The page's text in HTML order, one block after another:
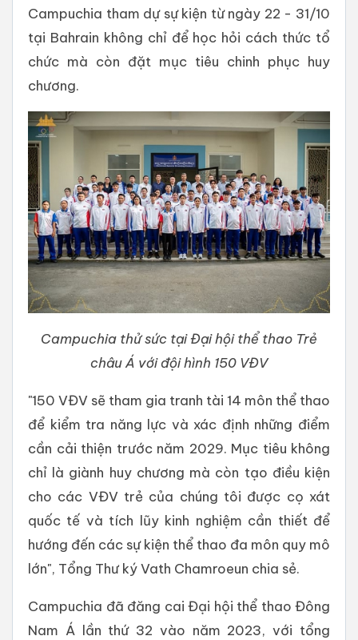
Campuchia tham dự sự kiện từ ngày 22 - 31/10
tại Bahrain không chỉ để học hỏi cách thức tổ
chức mà còn đặt mục tiêu chinh phục huy
chương.
Campuchia thử sức tại Đại hội thể thao Trẻ
châu Á với đội hình 150 VĐV
"150 VĐV sẽ tham gia tranh tài 14 môn thể thao
để kiểm tra năng lực và xác định những điểm
cần cải thiện trước năm 2029. Mục tiêu không
chỉ là giành huy chương mà còn tạo điều kiện
cho các VĐV trẻ của chúng tôi được cọ xát
quốc tế và tích lũy kinh nghiệm cần thiết để
hướng đến các sự kiện thể thao đa môn quy mô
lớn", Tổng Thư ký Vath Chamroeun chia sẻ.
Campuchia đã đăng cai Đại hội thể thao Đông
Nam Á lần thứ 32 vào năm 2023, với tổng